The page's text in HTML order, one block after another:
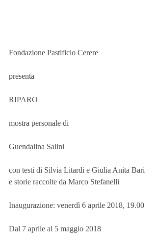
Fondazione Pastificio Cerere
presenta
RIPARO
mostra personale di
Guendalina Salini
con testi di Silvia Litardi e Giulia Anita Bari
e storie raccolte da Marco Stefanelli
Inaugurazione: venerdì 6 aprile 2018, 19.00
Dal 7 aprile al 5 maggio 2018